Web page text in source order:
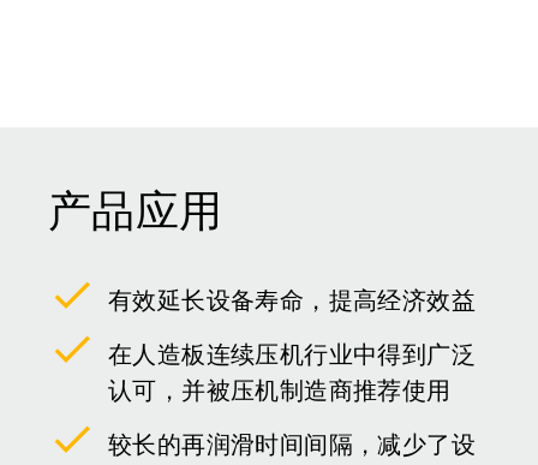
产品应用
有效延长设备寿命，提高经济效益
在人造板连续压机行业中得到广泛
认可，并被压机制造商推荐使用
较长的再润滑时间间隔，减少了设